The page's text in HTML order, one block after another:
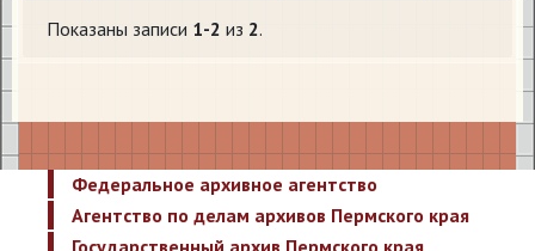
Показаны записи 1-2 из 2.
Федеральное архивное агентство
Агентство по делам архивов Пермского края
Государственный архив Пермского края